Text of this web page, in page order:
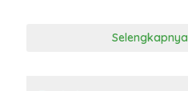
Kesejahteraan AtletSelengkapnya